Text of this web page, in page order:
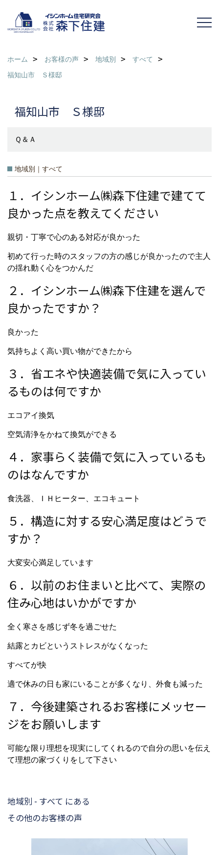
ホーム お客様の声 地域別
すべて
福知山市 Ｓ様邸
福知山市 Ｓ様邸
Ｑ＆Ａ
地域別｜すべて
１．イシンホーム㈱森下住建で建てて
良かった点を教えてください
親切・丁寧で心のある対応が良かった
初めて行った時のスタッフの方の感じが良かったので主人
の揺れ動く心をつかんだ
２．イシンホーム㈱森下住建を選んで
良かったですか？
良かった
気持ちよく高い買い物ができたから
３．省エネや快適装備で気に入ってい
るものは何ですか
エコアイ換気
空気清浄をかねて換気ができる
４．家事らく装備で気に入っているも
のはなんですか
食洗器、ＩＨヒーター、エコキュート
５．構造に対する安心満足度はどうで
すか？
大変安心満足しています
６．以前のお住まいと比べて、実際の
住み心地はいかがですか
全く寒さを感じず冬を過ごせた
結露とカビというストレスがなくなった
すべてが快
適で休みの日も家にいることが多くなり、外食も減った
７．今後建築されるお客様にメッセー
ジをお願いします
可能な限り理想を現実にしてくれるので自分の思いを伝え
て理想の家づくりをして下さい
地域別 - すべて にある
その他のお客様の声